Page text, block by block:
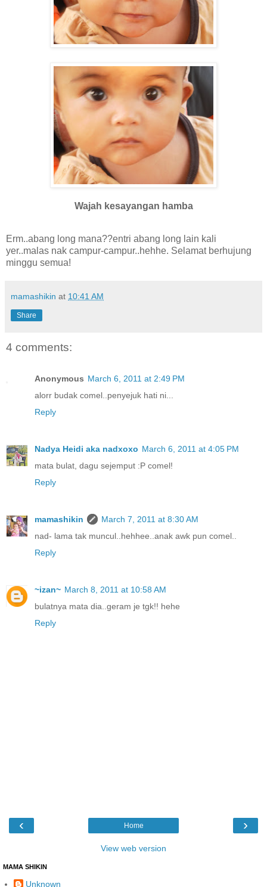
Wajah kesayangan hamba
Erm..abang long mana??entri abang long lain kali
yer..malas nak campur-campur..hehhe. Selamat berhujung
minggu semua!
mamashikin at 10:41 AM
Share
4 comments:
Anonymous March 6, 2011 at 2:49 PM
alorr budak comel..penyejuk hati ni...
Reply
Nadya Heidi aka nadxoxo March 6, 2011 at 4:05 PM
mata bulat, dagu sejemput :P comel!
Reply
mamashikin
March 7, 2011 at 8:30 AM
nad- lama tak muncul..hehhee..anak awk pun comel..
Reply
~izan~ March 8, 2011 at 10:58 AM
bulatnya mata dia..geram je tgk!! hehe
Reply
‹ ›
Home
View web version
MAMA SHIKIN
Unknown